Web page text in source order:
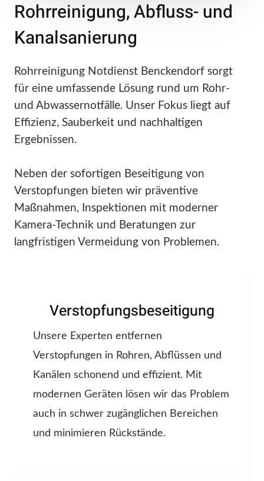
Rohrreinigung, Abfluss- und
Kanalsanierung
Rohrreinigung Notdienst Benckendorf sorgt
für eine umfassende Lösung rund um Rohr-
und Abwassernotfälle. Unser Fokus liegt auf
Effizienz, Sauberkeit und nachhaltigen
Ergebnissen.
Neben der sofortigen Beseitigung von
Verstopfungen bieten wir präventive
Maßnahmen, Inspektionen mit moderner
Kamera-Technik und Beratungen zur
langfristigen Vermeidung von Problemen.
Verstopfungsbeseitigung
Unsere Experten entfernen
Verstopfungen in Rohren, Abflüssen und
Kanälen schonend und effizient. Mit
modernen Geräten lösen wir das Problem
auch in schwer zugänglichen Bereichen
und minimieren Rückstände.